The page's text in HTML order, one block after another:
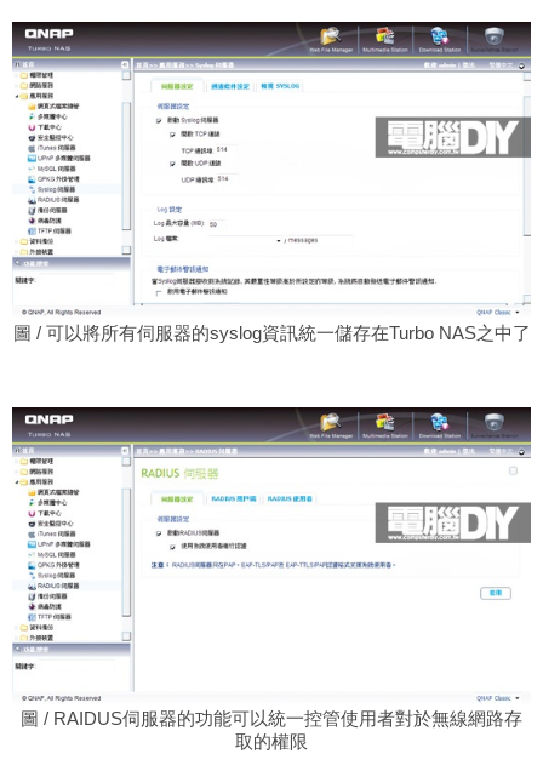
圖 / 可以將所有伺服器的syslog資訊統一儲存在Turbo NAS之中了
圖 / RAIDUS伺服器的功能可以統一控管使用者對於無線網路存
取的權限